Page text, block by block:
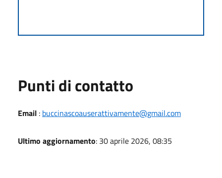
Punti di contatto
Email : buccinascoauserattivamente@gmail.com
Ultimo aggiornamento: 30 aprile 2026, 08:35